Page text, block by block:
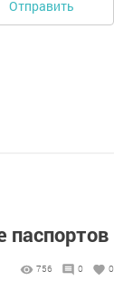
Отправить
паспортов
756 0 0